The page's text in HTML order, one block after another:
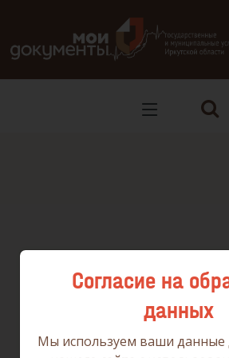
Согласие на
данных
Мы используем ваши данные